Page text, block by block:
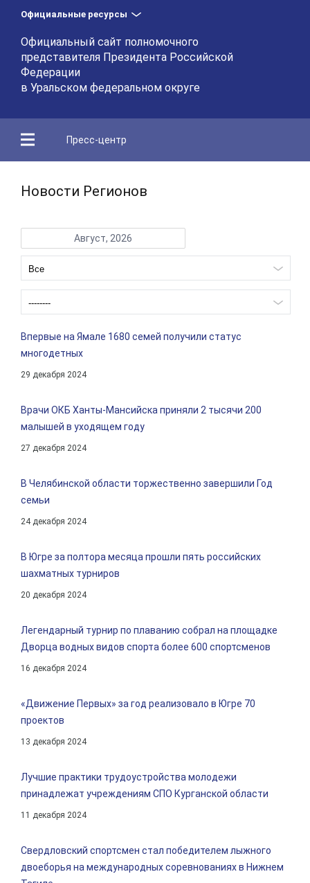
Официальные ресурсы
Официальный сайт полномочного
представителя Президента Российской
Федерации
в Уральском федеральном округе
Пресс-центр
Новости Регионов
Август, 2026
Впервые на Ямале 1680 семей получили статус
многодетных
29 декабря 2024
Врачи ОКБ Ханты-Мансийска приняли 2 тысячи 200
малышей в уходящем году
27 декабря 2024
В Челябинской области торжественно завершили Год
семьи
24 декабря 2024
В Югре за полтора месяца прошли пять российских
шахматных турниров
20 декабря 2024
Легендарный турнир по плаванию собрал на площадке
Дворца водных видов спорта более 600 спортсменов
16 декабря 2024
«Движение Первых» за год реализовало в Югре 70
проектов
13 декабря 2024
Лучшие практики трудоустройства молодежи
принадлежат учреждениям СПО Курганской области
11 декабря 2024
Свердловский спортсмен стал победителем лыжного
двоеборья на международных соревнованиях в Нижнем